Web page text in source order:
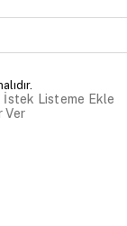
İstek Listeme Ekle
Ver